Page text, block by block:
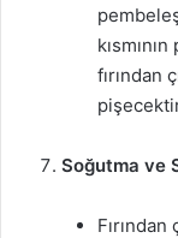
fırından
Soğutma ve